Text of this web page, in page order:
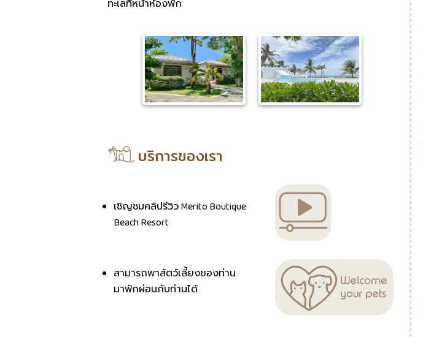
ทะเลที่หน้าห้องพัก
บริการของเรา
เชิญชมคลิปรีวิว Merito Boutique
Beach Resort
สามารถพาสัตว์เลี้ยงของท่าน
มาพักผ่อนกับท่านได้